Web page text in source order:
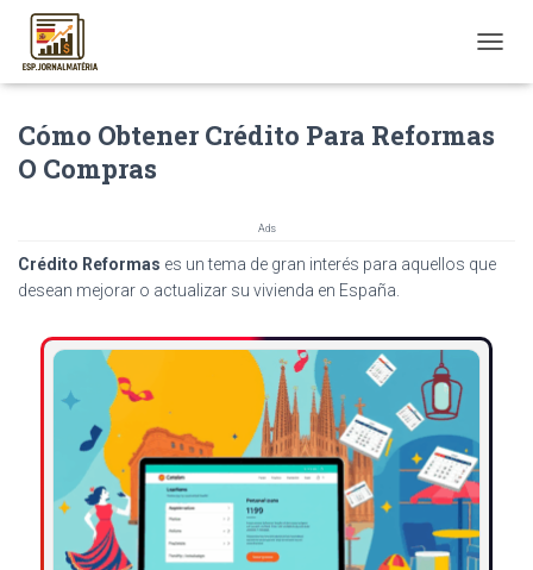
O
G
L
I
I
Cómo Obtener Crédito Para Reformas
O Compras
Ads
Crédito Reformas es un tema de gran interés para aquellos que
desean mejorar o actualizar su vivienda en España.